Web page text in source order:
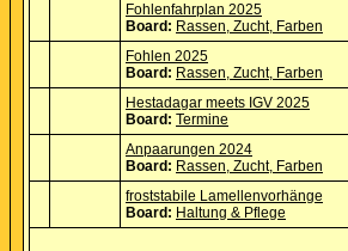
Fohlenfahrplan 2025
Board: Rassen, Zucht, Farben
Fohlen 2025
Board: Rassen, Zucht, Farben
Hestadagar meets IGV 2025
Board: Termine
Anpaarungen 2024
Board: Rassen, Zucht, Farben
froststabile Lamellenvorhänge
Board: Haltung & Pflege